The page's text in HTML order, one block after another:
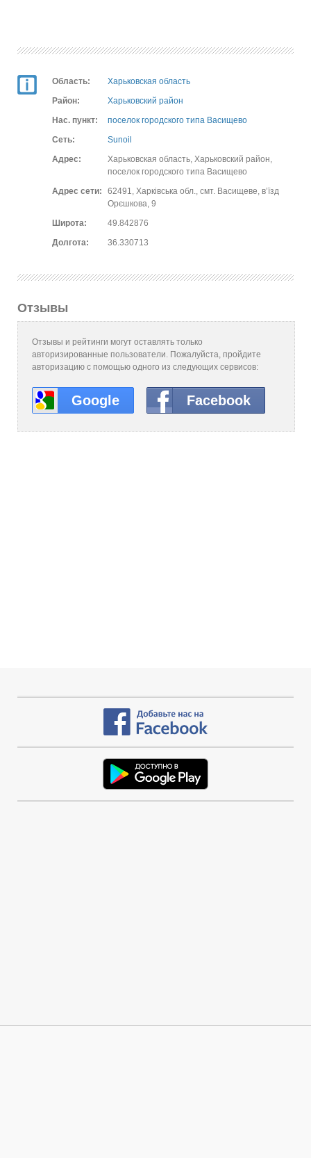
Область:
Харьковская область
Район:
Харьковский район
Нас. пункт:
поселок городского типа Васищево
Сеть:
Sunoil
Адрес:
Харьковская область, Харьковский район,
поселок городского типа Васищево
Адрес сети:
62491, Харківська обл., смт. Васищеве, в’їзд
Орєшкова, 9
Широта:
49.842876
Долгота:
36.330713
Отзывы
Отзывы и рейтинги могут оставлять только
авторизированные пользователи. Пожалуйста, пройдите
авторизацию с помощью одного из следующих сервисов:
Google Facebook